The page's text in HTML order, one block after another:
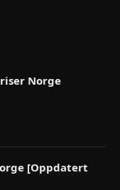
Norge
[Oppdatert